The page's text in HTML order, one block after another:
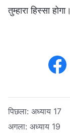
तुम्हारा हिस्सा होगा।
पिछला: अध्याय 17
अगला: अध्याय 19